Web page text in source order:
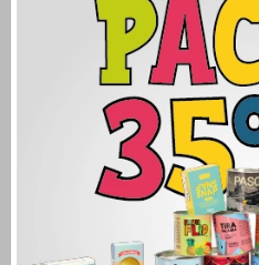
PACK DECO
2.208 $2.760